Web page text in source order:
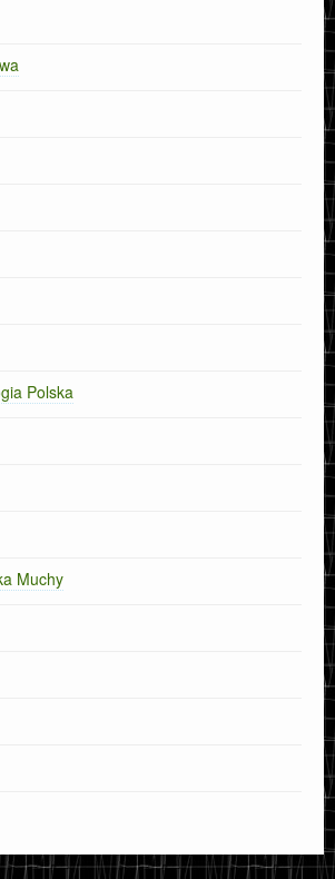
Polska
Muchy